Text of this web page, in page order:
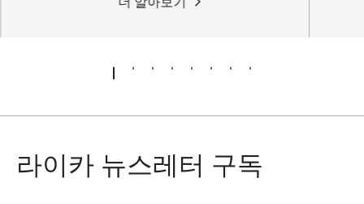
라이카 뉴스레터 구독